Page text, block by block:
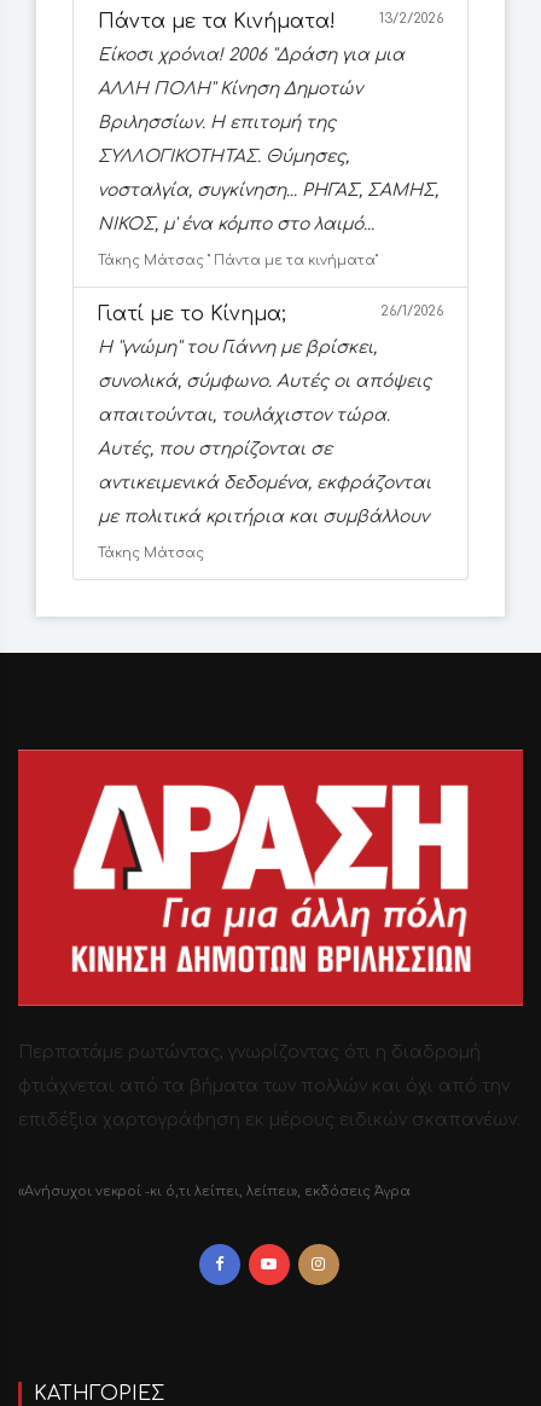
Πάντα με τα Κινήματα! 13/2/2026
Είκοσι χρόνια! 2006 ''Δράση για μια
ΑΛΛΗ ΠΟΛΗ'' Κίνηση Δημοτών
Βριλησσίων. Η επιτομή της
ΣΥΛΛΟΓΙΚΟΤΗΤΑΣ. Θύμησες,
νοσταλγία, συγκίνηση... ΡΗΓΑΣ, ΣΑΜΗΣ,
ΝΙΚΟΣ, μ' ένα κόμπο στο λαιμό...
Τάκης Μάτσας '' Πάντα με τα κινήματα''
Γιατί με το Κίνημα; 26/1/2026
Η ''γνώμη'' του Γιάννη με βρίσκει,
συνολικά, σύμφωνο. Αυτές οι απόψεις
απαιτούνται, τουλάχιστον τώρα.
Αυτές, που στηρίζονται σε
αντικειμενικά δεδομένα, εκφράζονται
με πολιτικά κριτήρια και συμβάλλουν
Τάκης Μάτσας
Περπατάμε ρωτώντας, γνωρίζοντας ότι η διαδρομή
φτιάχνεται από τα βήματα των πολλών και όχι από την
επιδέξια χαρτογράφηση εκ μέρους ειδικών σκαπανέων.
«Ανήσυχοι νεκροί -κι ό,τι λείπει, λείπει», εκδόσεις Άγρα
ΚΑΤΗΓΟΡΙΕΣ